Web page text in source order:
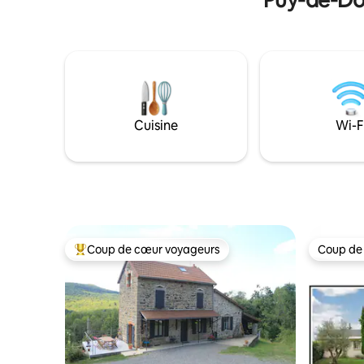
Cuisine Wi-
Coup de cœur voyageurs parmi les plus aimés
Coup de cœur voyageurs Coup
Coup